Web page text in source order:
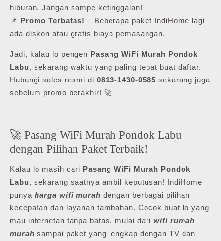
hiburan. Jangan sampe ketinggalan!
📌 Promo Terbatas! – Beberapa paket IndiHome lagi
ada diskon atau gratis biaya pemasangan.
Jadi, kalau lo pengen Pasang WiFi Murah Pondok
Labu, sekarang waktu yang paling tepat buat daftar.
Hubungi sales resmi di 0813-1430-0585 sekarang juga
sebelum promo berakhir! 🚀
🚀 Pasang WiFi Murah Pondok Labu
dengan Pilihan Paket Terbaik!
Kalau lo masih cari Pasang WiFi Murah Pondok
Labu, sekarang saatnya ambil keputusan! IndiHome
punya harga wifi murah dengan berbagai pilihan
kecepatan dan layanan tambahan. Cocok buat lo yang
mau internetan tanpa batas, mulai dari wifi rumah
murah sampai paket yang lengkap dengan TV dan